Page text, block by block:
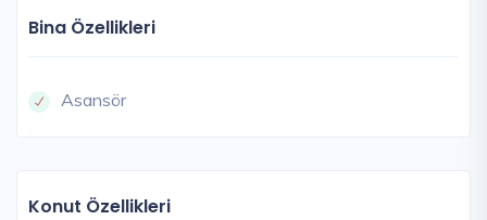
Bina Özellikleri
Asansör
Konut Özellikleri